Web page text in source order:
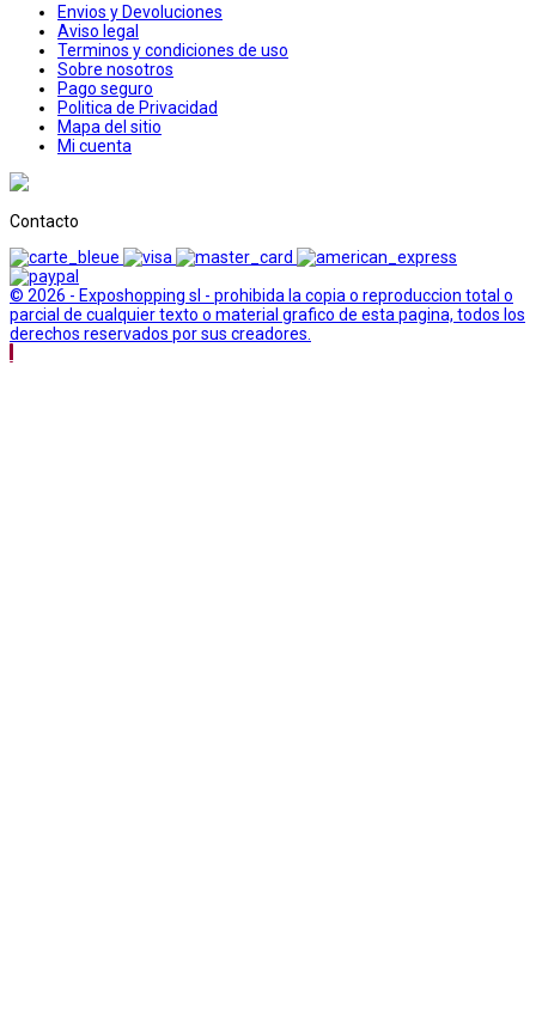
Envios y Devoluciones
Aviso legal
Terminos y condiciones de uso
Sobre nosotros
Pago seguro
Politica de Privacidad
Mapa del sitio
Mi cuenta
Contacto
© 2026 - Exposhopping sl - prohibida la copia o reproduccion total o
parcial de cualquier texto o material grafico de esta pagina, todos los
derechos reservados por sus creadores.